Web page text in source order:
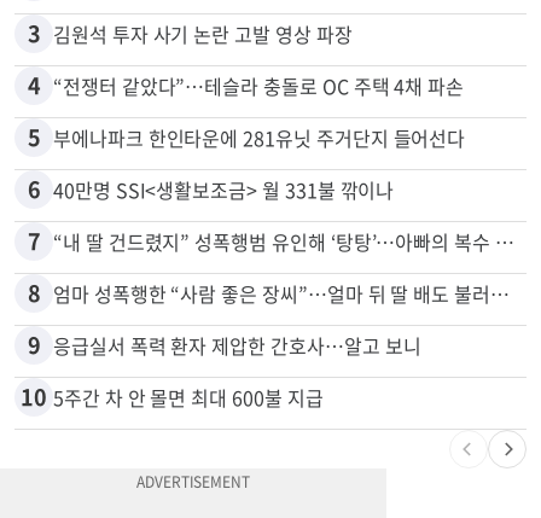
3 김원석 투자 사기 논란 고발 영상 파장
4 “전쟁터 같았다”…테슬라 충돌로 OC 주택 4채 파손
5 부에나파크 한인타운에 281유닛 주거단지 들어선다
6 40만명 SSI<생활보조금> 월 331불 깎이나
7 “내 딸 건드렸지” 성폭행범 유인해 ‘탕탕’…아빠의 복수 결말
8 엄마 성폭행한 “사람 좋은 장씨”…얼마 뒤 딸 배도 불러왔다
9 응급실서 폭력 환자 제압한 간호사…알고 보니
10 5주간 차 안 몰면 최대 600불 지급